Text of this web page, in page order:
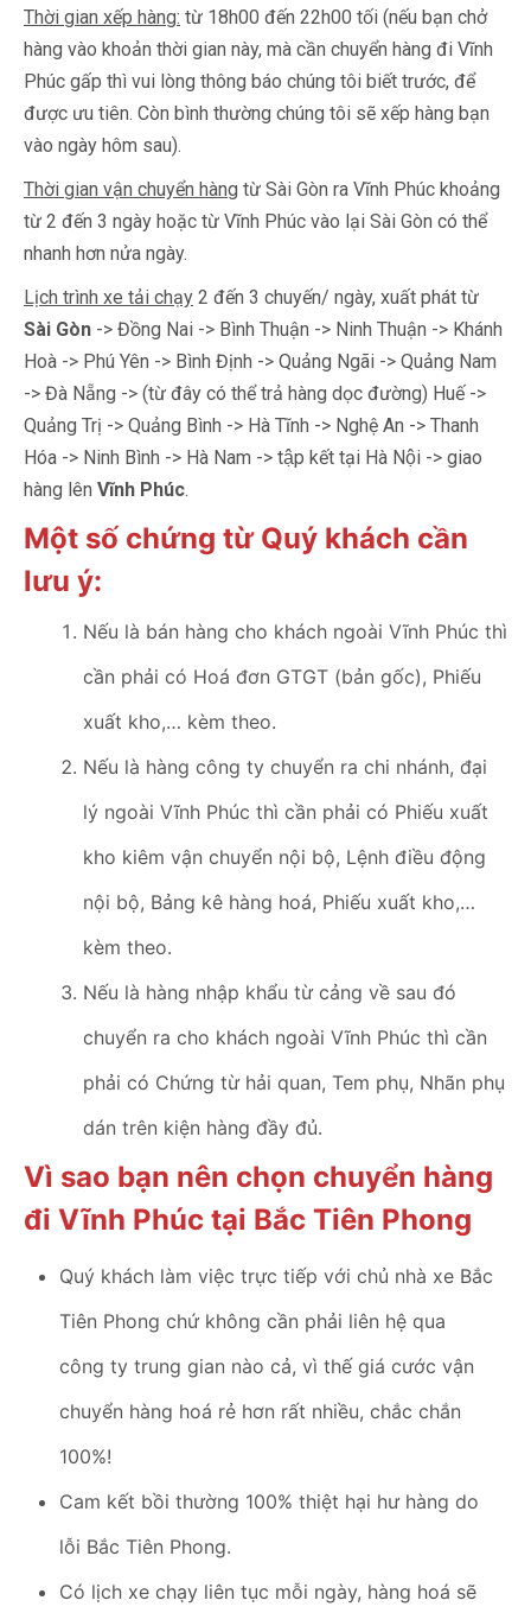
Thời gian xếp hàng: từ 18h00 đến 22h00 tối (nếu bạn chở
hàng vào khoản thời gian này, mà cần chuyển hàng đi Vĩnh
Phúc gấp thì vui lòng thông báo chúng tôi biết trước, để
được ưu tiên. Còn bình thường chúng tôi sẽ xếp hàng bạn
vào ngày hôm sau).
Thời gian vận chuyển hàng từ Sài Gòn ra Vĩnh Phúc khoảng
từ 2 đến 3 ngày hoặc từ Vĩnh Phúc vào lại Sài Gòn có thể
nhanh hơn nửa ngày.
Lịch trình xe tải chạy 2 đến 3 chuyến/ ngày, xuất phát từ
Sài Gòn -> Đồng Nai -> Bình Thuận -> Ninh Thuận -> Khánh
Hoà -> Phú Yên -> Bình Định -> Quảng Ngãi -> Quảng Nam
-> Đà Nẵng -> (từ đây có thể trả hàng dọc đường) Huế ->
Quảng Trị -> Quảng Bình -> Hà Tĩnh -> Nghệ An -> Thanh
Hóa -> Ninh Bình -> Hà Nam -> tập kết tại Hà Nội -> giao
hàng lên Vĩnh Phúc.
Một số chứng từ Quý khách cần
lưu ý:
Nếu là bán hàng cho khách ngoài Vĩnh Phúc thì
cần phải có Hoá đơn GTGT (bản gốc), Phiếu
xuất kho,… kèm theo.
Nếu là hàng công ty chuyển ra chi nhánh, đại
lý ngoài Vĩnh Phúc thì cần phải có Phiếu xuất
kho kiêm vận chuyển nội bộ, Lệnh điều động
nội bộ, Bảng kê hàng hoá, Phiếu xuất kho,…
kèm theo.
Nếu là hàng nhập khẩu từ cảng về sau đó
chuyển ra cho khách ngoài Vĩnh Phúc thì cần
phải có Chứng từ hải quan, Tem phụ, Nhãn phụ
dán trên kiện hàng đầy đủ.
Vì sao bạn nên chọn chuyển hàng
đi Vĩnh Phúc tại Bắc Tiên Phong
Quý khách làm việc trực tiếp với chủ nhà xe Bắc
Tiên Phong chứ không cần phải liên hệ qua
công ty trung gian nào cả, vì thế giá cước vận
chuyển hàng hoá rẻ hơn rất nhiều, chắc chắn
100%!
Cam kết bồi thường 100% thiệt hại hư hàng do
lỗi Bắc Tiên Phong.
Có lịch xe chạy liên tục mỗi ngày, hàng hoá sẽ